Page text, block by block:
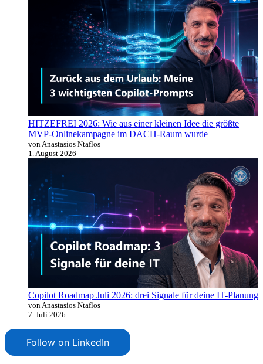
HITZEFREI 2026: Wie aus einer kleinen Idee die größte
MVP-Onlinekampagne im DACH-Raum wurde
von Anastasios Ntaflos
1. August 2026
Copilot Roadmap Juli 2026: drei Signale für deine IT-Planung
von Anastasios Ntaflos
7. Juli 2026
Follow on LinkedIn